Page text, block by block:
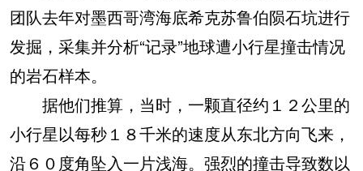
团队去年对墨西哥湾海底希克苏鲁伯陨石坑进行
发掘，采集并分析“记录”地球遭小行星撞击情况
的岩石样本。
据他们推算，当时，一颗直径约１２公里的
小行星以每秒１８千米的速度从东北方向飞来，
沿６０度角坠入一片浅海。强烈的撞击导致数以